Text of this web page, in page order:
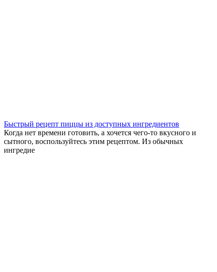
Быстрый рецепт пиццы из доступных ингредиентов
Когда нет времени готовить, а хочется чего-то вкусного и
сытного, воспользуйтесь этим рецептом. Из обычных
ингредие